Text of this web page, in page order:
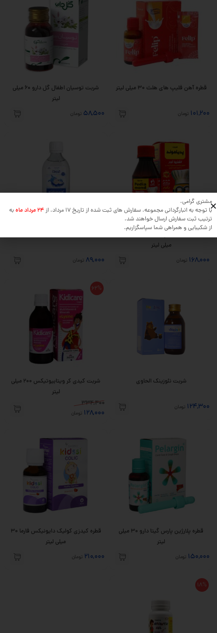
قطره آهن فلیپ های هلث 30 میلی لیتر
101,200 تومان
شربت توسیان اطفال گل دارو 60 میلی
لیتر
58,500 تومان
میلی لیتر
168,000 تومان 89,000 تومان
شربت نئوزینک الحاوی
124,300 تومان
62%
شربت کیدی کر ویتابیوتیکس ۲۰۰ میلی
لیتر
334,400
128,000 تومان
قطره پلارژین پارس گیتا دارو 30 میلی
لیتر
150,000 تومان
قطره کیدزی کولیک دایونیکس فارما 30
میلی لیتر
210,000 تومان
18%
مشتری گرامی،
با توجه به انبارگردانی مجموعه، سفارش های ثبت شده از تاریخ 17 مرداد، از
24 مرداد ماه
به
ترتیب ثبت سفارش ارسال خواهند شد.
از شکیبایی و همراهی شما سپاسگزاریم.